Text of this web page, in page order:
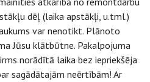
dēļ (laika apstākļi, u.tml.)
var nenotikt. Plānoto
Jūsu klātbūtne. Pakalpojuma
norādītā laika bez iepriekšēja
sagādātajām neērtībām! Ar